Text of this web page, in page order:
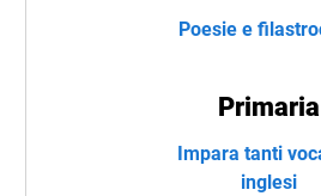
Poesie e
Primaria
Impara tanti
inglesi